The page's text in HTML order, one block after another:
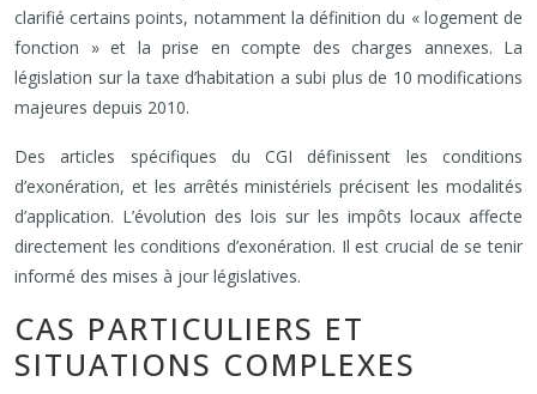
clarifié certains points, notamment la définition du « logement de
fonction » et la prise en compte des charges annexes. La
législation sur la taxe d’habitation a subi plus de 10 modifications
majeures depuis 2010.
Des articles spécifiques du CGI définissent les conditions
d’exonération, et les arrêtés ministériels précisent les modalités
d’application. L’évolution des lois sur les impôts locaux affecte
directement les conditions d’exonération. Il est crucial de se tenir
informé des mises à jour législatives.
CAS PARTICULIERS ET
SITUATIONS COMPLEXES